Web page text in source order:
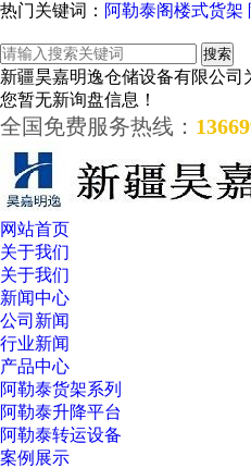
热门关键词： 阿勒泰阁楼式货架
新疆昊嘉明逸仓储设备有限公司
您暂无新询盘信息！
全国免费服务热线：
网站首页
关于我们
关于我们
新闻中心
公司新闻
行业新闻
产品中心
阿勒泰货架系列
阿勒泰升降平台
阿勒泰转运设备
案例展示